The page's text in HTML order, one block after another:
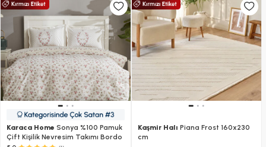
Karaca Home Sonya %100 Pamuk
Çift Kişilik Nevresim Takımı Bordo
Kaşmir Halı Piana Frost 160x230
cm